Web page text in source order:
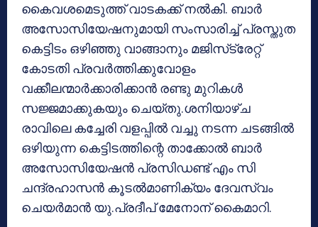
കൈവശമെടുത്ത് വാടകക്ക് നല്‍കി. ബാര്‍
അസോസിയേഷനുമായി സംസാരിച്ച് പ്രസ്തുത
കെട്ടിടം ഒഴിഞ്ഞു വാങ്ങാനും മജിസ്‌ട്രേറ്റ്
കോടതി പ്രവര്‍ത്തിക്കുവോളം
വക്കീലന്മാര്‍ക്കാരിക്കാന്‍ രണ്ടു മുറികള്‍
സജ്ജമാക്കുകയും ചെയ്തു.ശനിയാഴ്ച
രാവിലെ കച്ചേരി വളപ്പില്‍ വച്ചു നടന്ന ചടങ്ങില്‍
ഒഴിയുന്ന കെട്ടിടത്തിന്റെ താക്കോല്‍ ബാര്‍
അസോസിയേഷന്‍ പ്രസിഡണ്ട് എം സി
ചന്ദ്രഹാസന്‍ കൂടല്‍മാണിക്യം ദേവസ്വം
ചെയര്‍മാന്‍ യു.പ്രദീപ് മേനോന് കൈമാറി.